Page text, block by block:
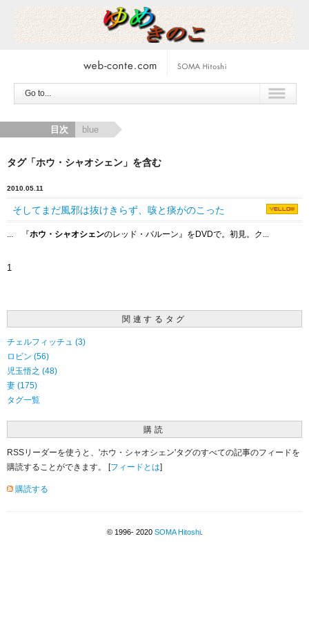
Go to...
blue
目次
タグ「ホウ・シャオシェン」を含む
2010.05.11
そしてまだ風邪は抜けきらず、咳と痰がのこった
... 『ホウ・シャオシェンのレッド・バルーン』をDVDで。初見。ク...
1
関連するタグ
チェルフィッチュ (3)
ロビン (56)
児玉悟之 (48)
妻 (175)
タグ一覧
購読
RSSリーダーを使うと、'ホウ・シャオシェン'タグのすべての記事のフィードを
購読することができます。 [フィードとは]
購読する
© 1996- 2020 SOMA Hitoshi.